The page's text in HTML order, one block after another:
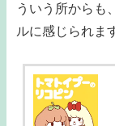
ういう所からも
ルに感じられま